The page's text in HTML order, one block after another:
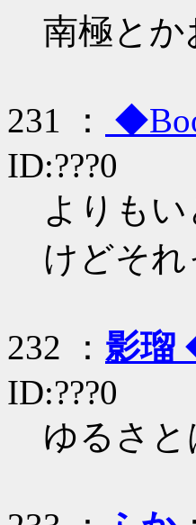
南極と
231 ：
ID:???0
よりも
けどそ
232 ： 影瑠
ID:???0
ゆるさ